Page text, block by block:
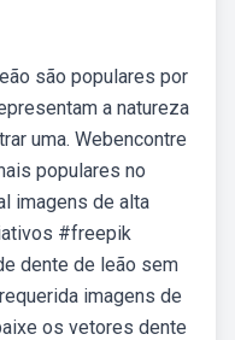
são populares por
a natureza
uma. Webencontre
populares no
imagens de alta
#freepik
dente de leão sem
imagens de
os vetores dente